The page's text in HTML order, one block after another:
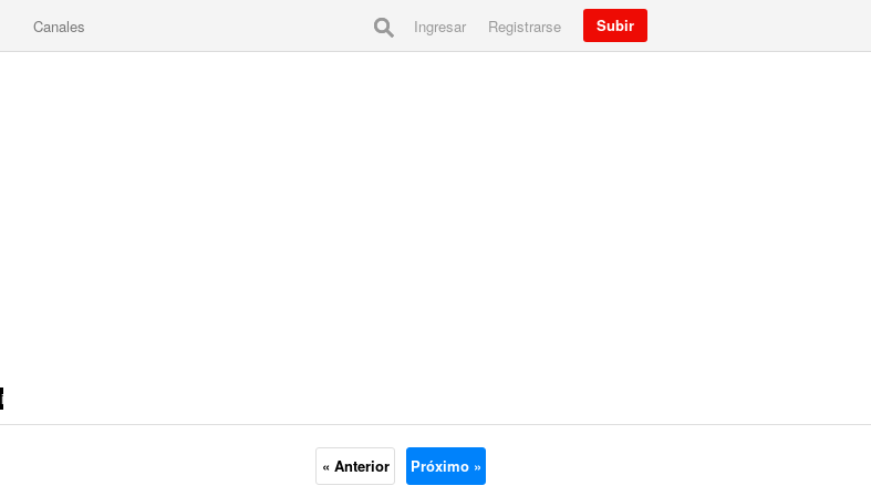
Canales Ingresar Registrarse Subir
« Anterior Próximo »